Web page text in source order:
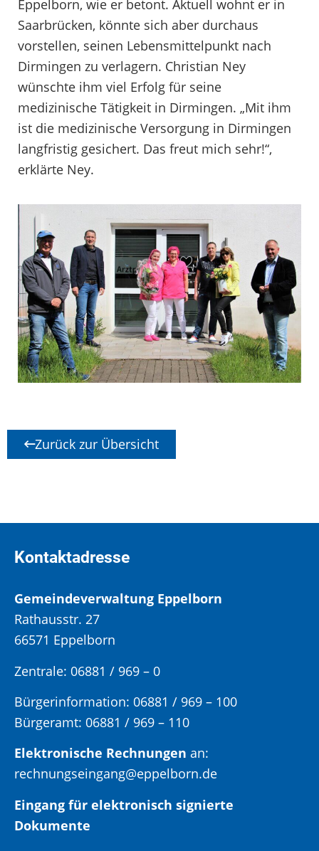
Eppelborn, wie er betont. Aktuell wohnt er in
Saarbrücken, könnte sich aber durchaus
vorstellen, seinen Lebensmittelpunkt nach
Dirmingen zu verlagern. Christian Ney
wünschte ihm viel Erfolg für seine
medizinische Tätigkeit in Dirmingen. „Mit ihm
ist die medizinische Versorgung in Dirmingen
langfristig gesichert. Das freut mich sehr!“,
erklärte Ney.
Zurück zur Übersicht
Kontaktadresse
Gemeindeverwaltung Eppelborn
Rathausstr. 27
66571 Eppelborn
Zentrale: 06881 / 969 – 0
Bürgerinformation: 06881 / 969 – 100
Bürgeramt: 06881 / 969 – 110
Elektronische Rechnungen an:
rechnungseingang@eppelborn.de
Eingang für elektronisch signierte
Dokumente